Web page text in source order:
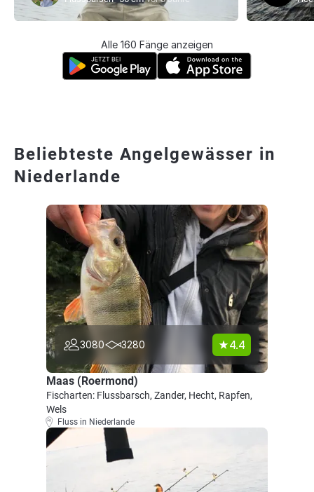
Alle 160 Fänge anzeigen
Beliebteste Angelgewässer in
Niederlande
3080 3280 4.4
Maas (Roermond)
Fischarten: Flussbarsch, Zander, Hecht, Rapfen,
Wels
Fluss in Niederlande